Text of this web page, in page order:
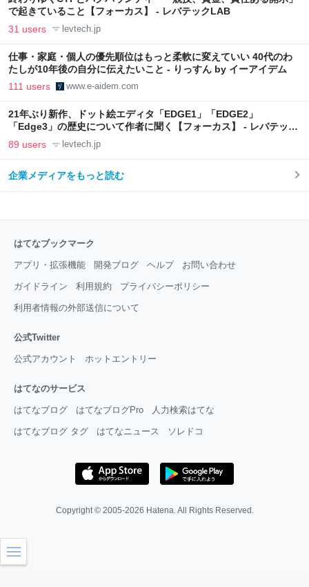
で起きていること【フォーカス】 - レバテックLAB
31 users levtech.jp
仕事・家庭・個人の優先順位はもっと柔軟に変えていい 40代のわ
たしが10年後の自分に伝えたいこと - りっすん by イーアイデム
111 users www.e-aidem.com
21年ぶり新作、ドット絵エディタ「EDGE1」「EDGE2」
「Edge3」の歴史について作者に聞く【フォーカス】 - レバテック
LAB
89 users levtech.jp
企業メディアをもっと読む
はてなブックマーク
アプリ・拡張機能 開発ブログ ヘルプ お問い合わせ
ガイドライン 利用規約 プライバシーポリシー
利用者情報の外部送信について
公式Twitter
公式アカウント ホットエントリー
はてなのサービス
はてなブログ はてなブログPro 人力検索はてな
はてなブログ タグ はてなニュース ソレドコ
Copyright © 2005-2026 Hatena. All Rights Reserved.